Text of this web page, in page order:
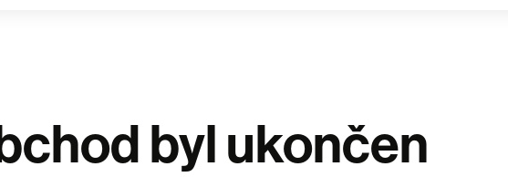
byl ukončen